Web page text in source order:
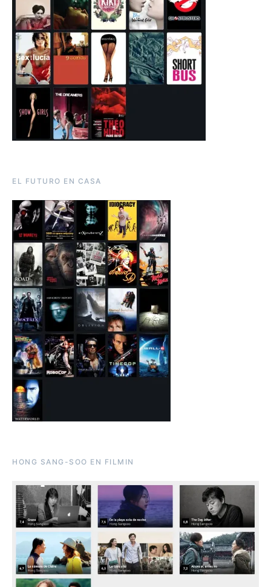
EL FUTURO EN CASA
HONG SANG-SOO EN FILMIN